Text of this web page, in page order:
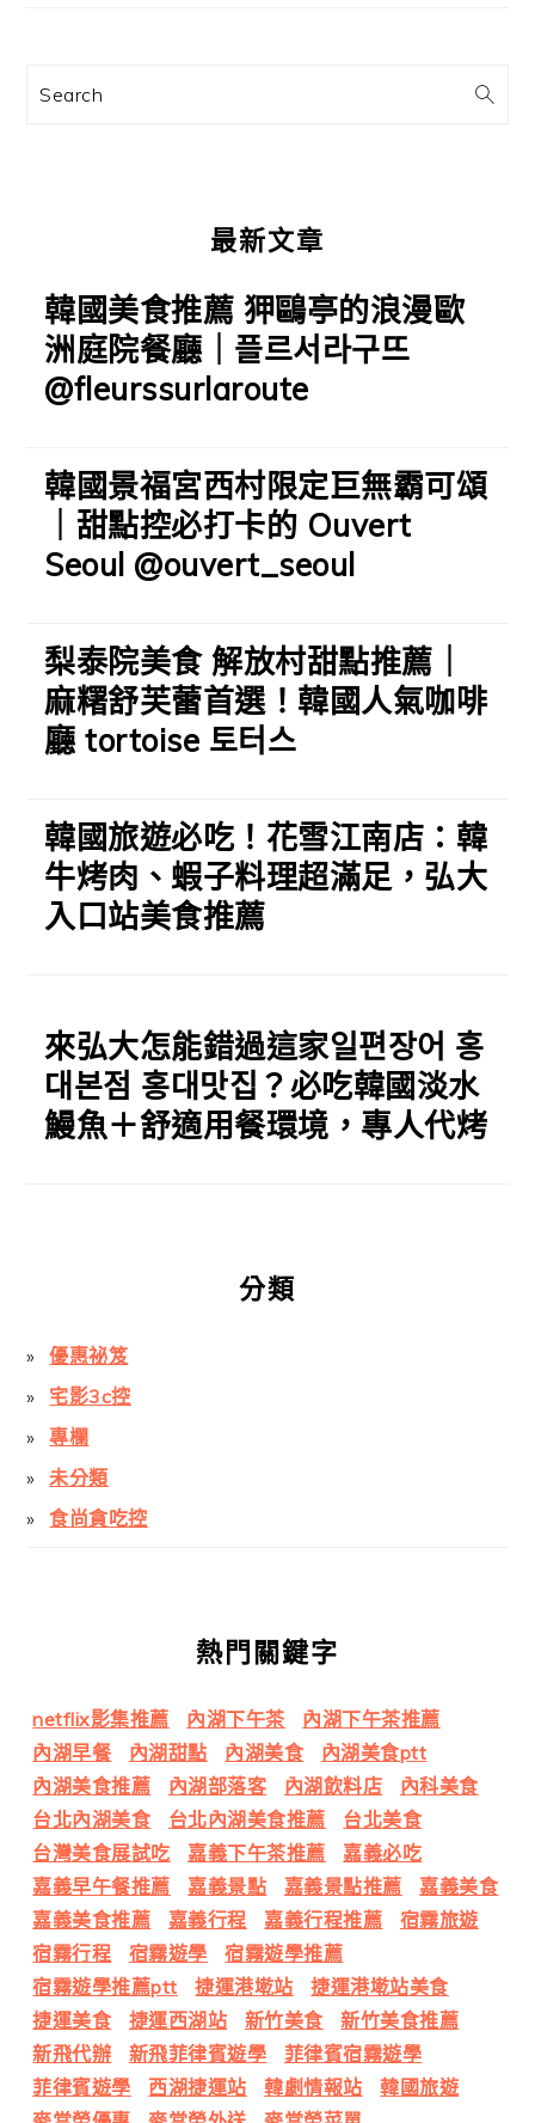
訊
Search
最新文章
韓國美食推薦 狎鷗亭的浪漫歐
洲庭院餐廳｜플르서라구뜨
@fleurssurlaroute
韓國景福宮西村限定巨無霸可頌
｜甜點控必打卡的 Ouvert
Seoul @ouvert_seoul
梨泰院美食 解放村甜點推薦｜
麻糬舒芙蕾首選！韓國人氣咖啡
廳 tortoise 토터스
韓國旅遊必吃！花雪江南店：韓
牛烤肉、蝦子料理超滿足，弘大
入口站美食推薦
來弘大怎能錯過這家일편장어 홍
대본점 홍대맛집？必吃韓國淡水
鰻魚＋舒適用餐環境，專人代烤
分類
優惠祕笈
宅影3c控
專欄
未分類
食尚貪吃控
熱門關鍵字
netflix影集推薦 內湖下午茶
內湖下午茶推薦
內湖早餐
內湖甜點 內湖美食
內湖美食ptt
內湖美食推薦
內湖部落客 內湖飲料店
內科美食
台北內湖美食
台北內湖美食推薦
台北美食
台灣美食展試吃
嘉義下午茶推薦
嘉義必吃
嘉義早午餐推薦
嘉義景點 嘉義景點推薦
嘉義美食
嘉義美食推薦
嘉義行程 嘉義行程推薦
宿霧旅遊
宿霧行程
宿霧遊學
宿霧遊學推薦
宿霧遊學推薦ptt
捷運港墘站
捷運港墘站美食
捷運美食
捷運西湖站 新竹美食
新竹美食推薦
新飛代辦
新飛菲律賓遊學
菲律賓宿霧遊學
菲律賓遊學
西湖捷運站 韓劇情報站
韓國旅遊